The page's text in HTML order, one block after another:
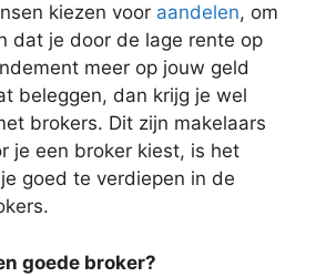
kiezen voor aandelen, om
dat je door de lage rente op
meer op jouw geld
beleggen, dan krijg je wel
brokers. Dit zijn makelaars
je een broker kiest, is het
goed te verdiepen in de
goede broker?